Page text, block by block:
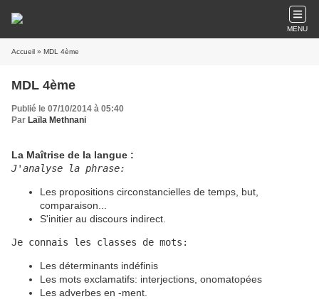
MENU
Accueil » MDL 4ème
MDL 4ème
Publié le 07/10/2014 à 05:40
Par Laïla Methnani
La Maîtrise de la langue :
J'analyse la phrase:
Les propositions circonstancielles de temps, but,
comparaison...
S'initier au discours indirect.
Je connais les classes de mots:
Les déterminants indéfinis
Les mots exclamatifs: interjections, onomatopées
Les adverbes en -ment.